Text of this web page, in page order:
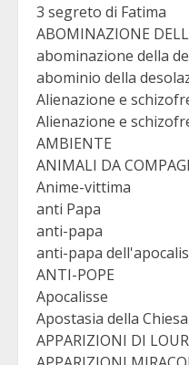
3 segreto di Fatima
ABOMINAZIONE
abominazione della
abominio della
Alienazione e
Alienazione e
AMBIENTE
ANIMALI DA
Anime-vittima
anti Papa
anti-papa
anti-papa
ANTI-POPE
Apocalisse
Apostasia della Chiesa
APPARIZIONI DI